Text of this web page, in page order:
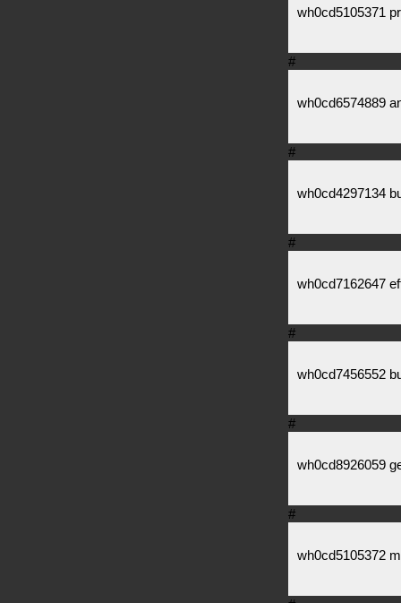
wh0cd5105371
#
wh0cd6574889
#
wh0cd4297134
#
wh0cd7162647
#
wh0cd7456552
#
wh0cd8926059
#
wh0cd5105372